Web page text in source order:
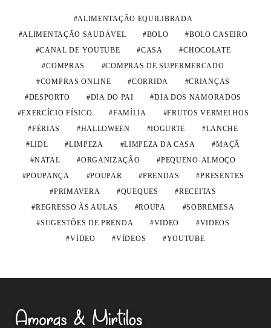
ALIMENTAÇÃO EQUILIBRADA
ALIMENTAÇÃO SAUDÁVEL
BOLO
BOLO CASEIRO
CANAL DE YOUTUBE
CASA
CHOCOLATE
COMPRAS
COMPRAS DE SUPERMERCADO
COMPRAS ONLINE
CORRIDA
CRIANÇAS
DESPORTO
DIA DO PAI
DIA DOS NAMORADOS
EXERCÍCIO FÍSICO
FAMÍLIA
FRUTOS VERMELHOS
FÉRIAS
HALLOWEEN IOGURTE
LANCHE
LIDL
LIMPEZA LIMPEZA DA CASA
MAÇÃ
NATAL
ORGANIZAÇÃO
PEQUENO-ALMOÇO
POUPANÇA
POUPAR PRENDAS
PRESENTES
PRIMAVERA
QUEQUES
RECEITAS
REGRESSO ÀS AULAS
ROUPA
SOBREMESA
SUGESTÕES DE PRENDA
VIDEO
VIDEOS
VÍDEO
VÍDEOS YOUTUBE